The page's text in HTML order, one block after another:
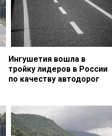
Ингушетия вошла в
тройку лидеров в России
по качеству автодорог